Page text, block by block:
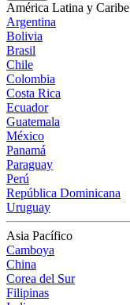
América Latina y Caribe
Argentina
Bolivia
Brasil
Chile
Colombia
Costa Rica
Ecuador
Guatemala
México
Panamá
Paraguay
Perú
República Dominicana
Uruguay
Asia Pacífico
Camboya
China
Corea del Sur
Filipinas